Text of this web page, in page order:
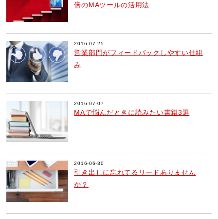
倍のMAツールの活用法
2016-07-25
営業部門がフィードバックしやすい仕組
み
2016-07-07
MAで悩んだときに読みたい書籍3選
2016-06-30
引き出しに忘れてるリードありません
か？